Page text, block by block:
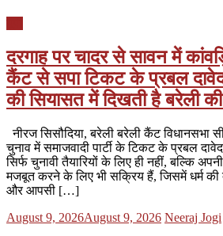
दरगाह पर चादर से सावन में
कैंट से सपा टिकट के प्रबल
की सियासत में दिखती है बरेली
नीरज सिसौदिया, बरेली बरेली कैंट विधानसभा
चुनाव में समाजवादी पार्टी के टिकट के प्रबल
सिर्फ चुनावी तैयारियों के लिए ही नहीं, बल्कि
मजबूत करने के लिए भी सक्रिय हैं, जिसमें धर्म की
और आपसी […]
Posted
August 9, 2026August 9, 2026 Author
Neeraj Jogi